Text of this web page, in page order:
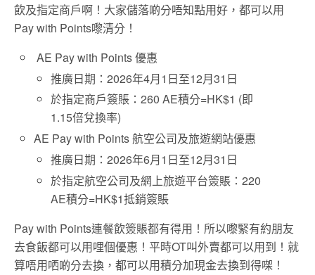
飲及指定商戶啊！大家儲落啲分唔知點用好，都可以用
Pay with Points嚟清分！
AE Pay with Points 優惠
推廣日期：2026年4月1日至12月31日
於指定商戶簽賬：260 AE積分=HK$1 (即
1.15倍兌換率)
AE Pay with Points 航空公司及旅遊網站優惠
推廣日期：2026年6月1日至12月31日
於指定航空公司及網上旅遊平台簽賬：220
AE積分=HK$1抵銷簽賬
Pay with Points連餐飲簽賬都有得用！所以嚟緊有約朋友
去食飯都可以用哩個優惠！平時OT叫外賣都可以用到！就
算唔用哂啲分去換，都可以用積分加現金去換到得㗎！